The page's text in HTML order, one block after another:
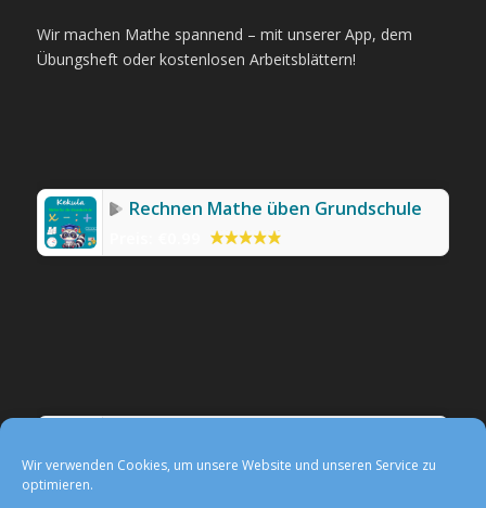
Wir verwenden Cookies, um unsere Website und unseren Service zu
optimieren.
Wir machen Mathe spannend – mit unserer App, dem
Übungsheft oder kostenlosen Arbeitsblättern!
Rechnen Mathe üben Grundschule
Preis:0,99 €